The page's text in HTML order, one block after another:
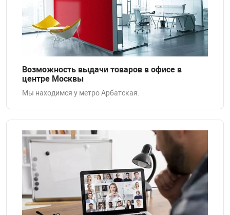
Возможность выдачи товаров в офисе в
центре Москвы
Мы находимся у метро Арбатская.